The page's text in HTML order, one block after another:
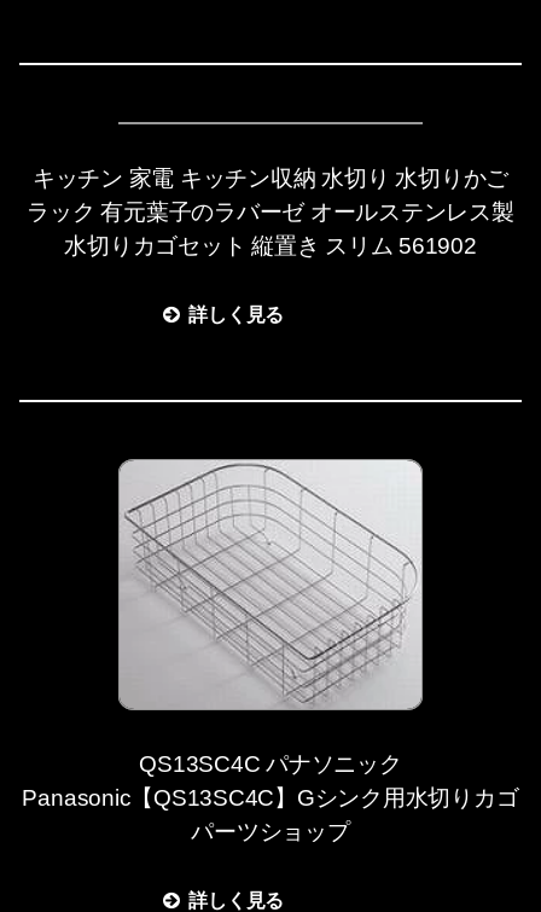
キッチン 家電 キッチン収納 水切り 水切りかご
ラック 有元葉子のラバーゼ オールステンレス製
水切りカゴセット 縦置き スリム 561902
詳しく見る
QS13SC4C パナソニック
Panasonic【QS13SC4C】Gシンク用水切りカゴ
パーツショップ
詳しく見る